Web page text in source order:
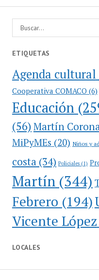
ETIQUETAS
Agenda cultural
Cooperativa COMACO(6)
Educación
(56)Martín
MiPyMEs (20) Niños y
costa(34) Policiales(1)
Martín(344)
Febrero (194)
Vicente López
LOCALES